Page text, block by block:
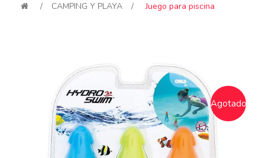
/ CAMPING Y PLAYA / Juego para piscina
Agotado